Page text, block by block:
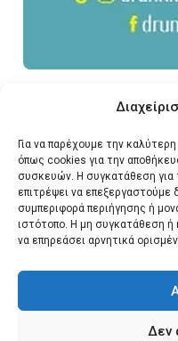
Για να παρέχουμε την
όπως cookies για την
συσκευών. Η συγκατάθεση για
επιτρέψει να
συμπεριφορά περιήγησης ή
ιστότοπο. Η μη συγκατάθεση
να επηρεάσει αρνητικά
Δεν